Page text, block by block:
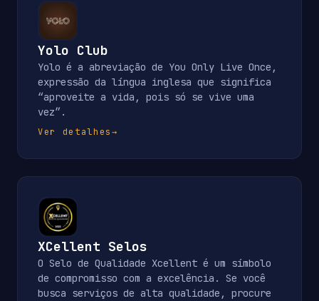
Yolo Club
Yolo é a abreviação de You Only Live Once,
expressão da língua inglesa que significa
“aproveite a vida, pois só se vive uma
vez”.
Ver detalhes→
XCellent Selos
O Selo de Qualidade Xcellent é um símbolo
de compromisso com a excelência. Se você
busca serviços de alta qualidade, procure